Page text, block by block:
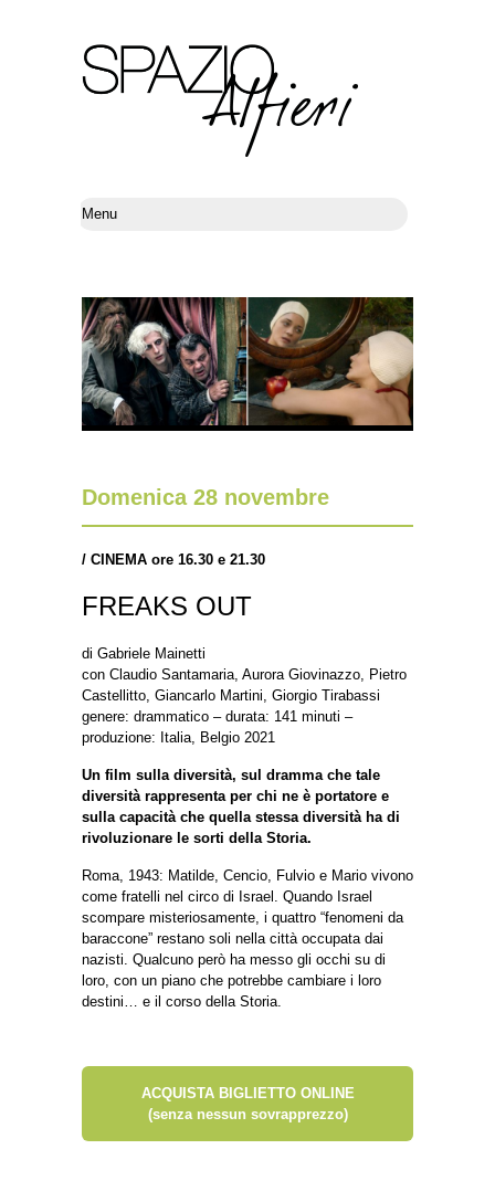
Domenica 28 novembre
/ CINEMA ore 16.30 e 21.30
FREAKS OUT
di Gabriele Mainetti
con Claudio Santamaria, Aurora Giovinazzo, Pietro
Castellitto, Giancarlo Martini, Giorgio Tirabassi
genere: drammatico – durata: 141 minuti –
produzione: Italia, Belgio 2021
Un film sulla diversità, sul dramma che tale
diversità rappresenta per chi ne è portatore e
sulla capacità che quella stessa diversità ha di
rivoluzionare le sorti della Storia.
Roma, 1943: Matilde, Cencio, Fulvio e Mario vivono
come fratelli nel circo di Israel. Quando Israel
scompare misteriosamente, i quattro “fenomeni da
baraccone” restano soli nella città occupata dai
nazisti. Qualcuno però ha messo gli occhi su di
loro, con un piano che potrebbe cambiare i loro
destini… e il corso della Storia.
ACQUISTA BIGLIETTO ONLINE
(senza nessun sovrapprezzo)